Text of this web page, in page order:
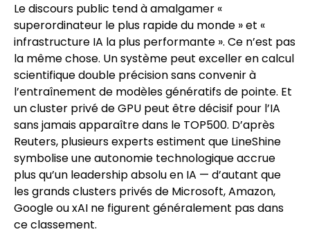
Le discours public tend à amalgamer «
superordinateur le plus rapide du monde » et «
infrastructure IA la plus performante ». Ce n’est pas
la même chose. Un système peut exceller en calcul
scientifique double précision sans convenir à
l’entraînement de modèles génératifs de pointe. Et
un cluster privé de GPU peut être décisif pour l’IA
sans jamais apparaître dans le TOP500. D’après
Reuters, plusieurs experts estiment que LineShine
symbolise une autonomie technologique accrue
plus qu’un leadership absolu en IA — d’autant que
les grands clusters privés de Microsoft, Amazon,
Google ou xAI ne figurent généralement pas dans
ce classement.